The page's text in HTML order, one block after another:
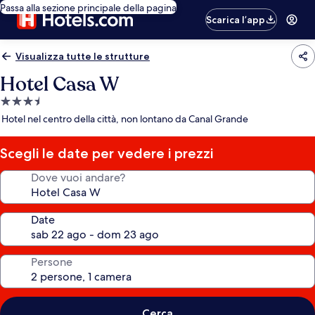
Passa alla sezione principale della pagina
Scarica l’app
Visualizza tutte le strutture
Hotel Casa W
Struttura
a
stelle
Hotel nel centro della città, non lontano da Canal Grande
Scegli le date per vedere i prezzi
Dove vuoi andare?
Date
Persone